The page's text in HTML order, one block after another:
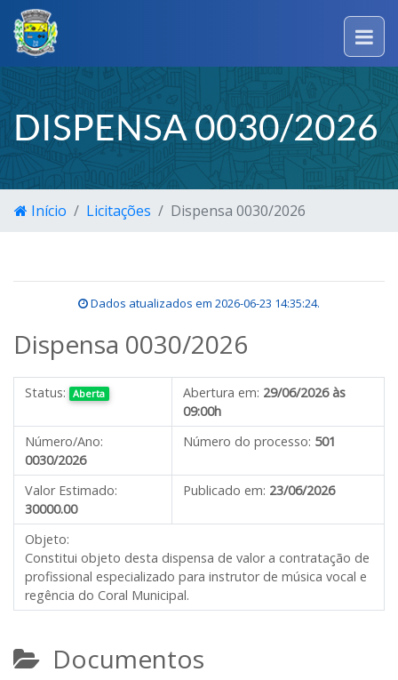
DISPENSA 0030/2026
Início Licitações Dispensa 0030/2026
Dados atualizados em 2026-06-23 14:35:24.
Dispensa 0030/2026
Status: Aberta Abertura em: 29/06/2026 às
09:00h
Número/Ano:
0030/2026
Número do processo: 501
Valor Estimado:
30000.00
Publicado em: 23/06/2026
Objeto:
Constitui objeto desta dispensa de valor a contratação de
profissional especializado para instrutor de música vocal e
regência do Coral Municipal.
Documentos